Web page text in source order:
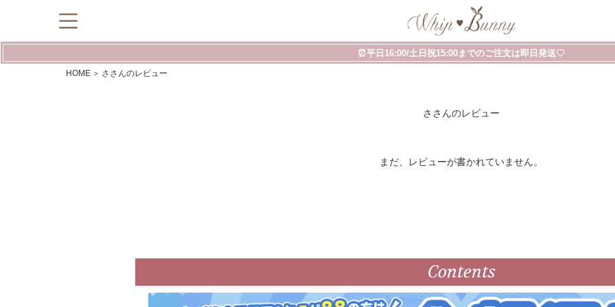
⏰平日16:00/土日祝15:00までのご注文は即日発送♡
HOME ささんのレビュー
ささんのレビュー
まだ、レビューが書かれていません。
Contents